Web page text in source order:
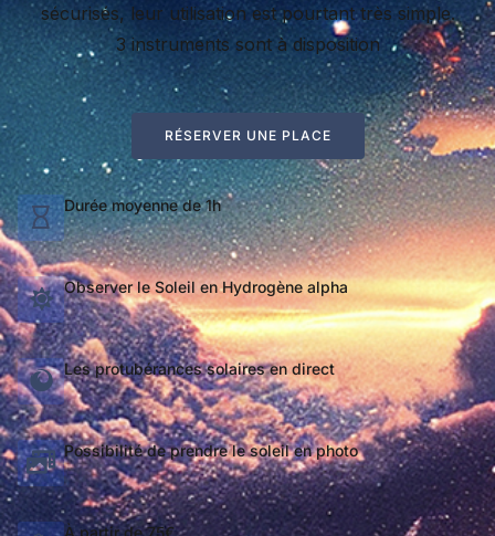
sécurisés, leur utilisation est pourtant très simple.
3 instruments sont à disposition
RÉSERVER UNE PLACE
Durée moyenne de 1h
Observer le Soleil en Hydrogène alpha
Les protubérances solaires en direct
Possibilité de prendre le soleil en photo
À partir de 75€